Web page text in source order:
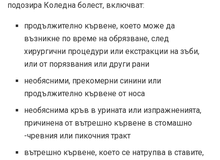
подозира Коледна болест, включват:
продължително кървене, което може да
възникне по време на обрязване, след
хирургични процедури или екстракции на зъби,
или от порязвания или други рани
необясними, прекомерни синини или
продължително кървене от носа
необяснима кръв в урината или изпражненията,
причинена от вътрешно кървене в стомашно
-чревния или пикочния тракт
вътрешно кървене, което се натрупва в ставите,